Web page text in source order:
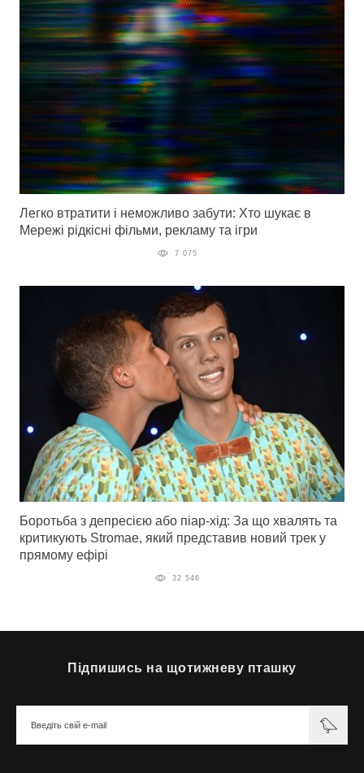
Легко втратити і неможливо забути: Хто шукає в
Мережі рідкісні фільми, рекламу та ігри
7 075
Боротьба з депресією або піар-хід: За що хвалять та
критикують Stromae, який представив новий трек у
прямому ефірі
32 546
Підпишись на щотижневу пташку